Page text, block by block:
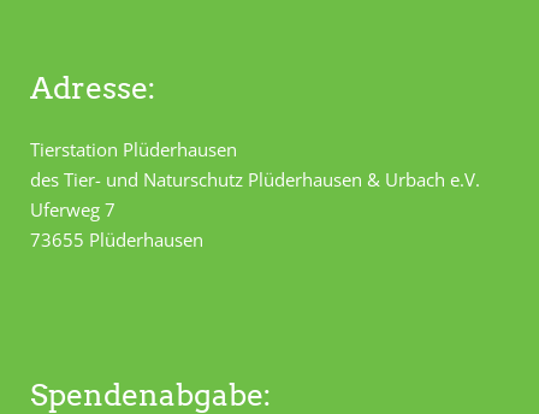
Adresse:
Tierstation Plüderhausen
des Tier- und Naturschutz Plüderhausen & Urbach e.V.
Uferweg 7
73655 Plüderhausen
Spendenabgabe: